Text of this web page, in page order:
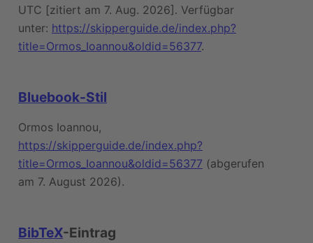
UTC [zitiert am 7. Aug. 2026]. Verfügbar
unter: https://skipperguide.de/index.php?
title=Ormos_Ioannou&oldid=56377.
Bluebook-Stil
Ormos Ioannou,
https://skipperguide.de/index.php?
title=Ormos_Ioannou&oldid=56377 (abgerufen
am 7. August 2026).
BibTeX-Eintrag